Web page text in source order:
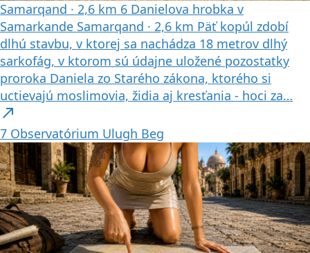
Samarqand · 2,6 km 6 Danielova hrobka v
Samarkande Samarqand · 2,6 km Päť kopúl zdobí
dlhú stavbu, v ktorej sa nachádza 18 metrov dlhý
sarkofág, v ktorom sú údajne uložené pozostatky
proroka Daniela zo Starého zákona, ktorého si
uctievajú moslimovia, židia aj kresťania - hoci za…
north_east
7 Observatórium Ulugh Beg